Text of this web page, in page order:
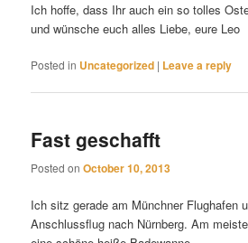
Ich hoffe, dass Ihr auch ein so tolles
und wünsche euch alles Liebe, eure Leo
Posted in Uncategorized | Leave a reply
Fast geschafft
Posted onOctober 10, 2013
Ich sitz gerade am Münchner Flughafen
Anschlussflug nach Nürnberg. Am